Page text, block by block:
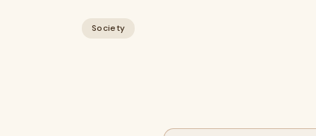
Society